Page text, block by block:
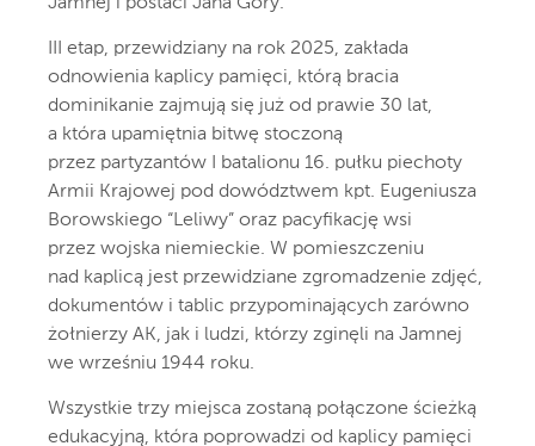
Jamnej i postaci Jana Góry.
III etap, przewidziany na rok 2025, zakłada
odnowienia kaplicy pamięci, którą bracia
dominikanie zajmują się już od prawie 30 lat,
a która upamiętnia bitwę stoczoną
przez partyzantów I batalionu 16. pułku piechoty
Armii Krajowej pod dowództwem kpt. Eugeniusza
Borowskiego “Leliwy” oraz pacyfikację wsi
przez wojska niemieckie. W pomieszczeniu
nad kaplicą jest przewidziane zgromadzenie zdjęć,
dokumentów i tablic przypominających zarówno
żołnierzy AK, jak i ludzi, którzy zginęli na Jamnej
we wrześniu 1944 roku.
Wszystkie trzy miejsca zostaną połączone ścieżką
edukacyjną, która poprowadzi od kaplicy pamięci